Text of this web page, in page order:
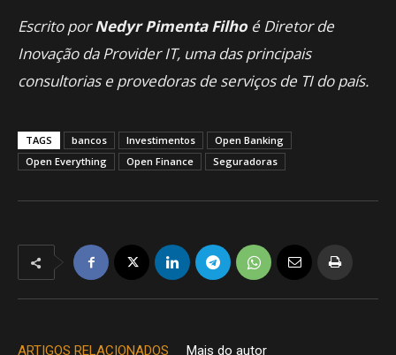
Escrito porNedyr Pimenta Filho é Diretor de
Inovação da Provider IT, uma das principais
consultorias e provedoras de serviços de TI do país.
TAGS bancos Investimentos
Open Banking
Open Everything
Open Finance Seguradoras
ARTIGOS RELACIONADOS Mais do autor